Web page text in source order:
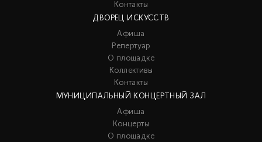
Контакты
ДВОРЕЦ ИСКУССТВ
Афиша
Репертуар
О площадке
Коллективы
Контакты
МУНИЦИПАЛЬНЫЙ КОНЦЕРТНЫЙ ЗАЛ
Афиша
Концерты
О площадке